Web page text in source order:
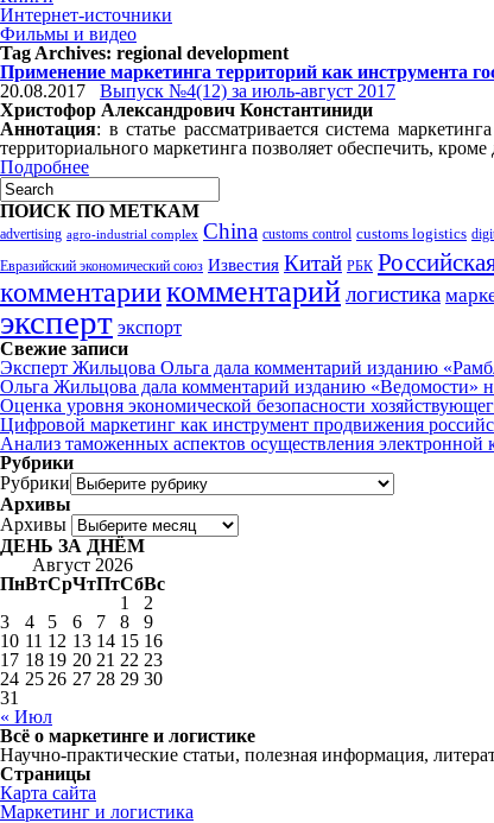
Интернет-источники
Фильмы и видео
Tag Archives: regional development
Применение маркетинга территорий как инструмента
20.08.2017
Выпуск №4(12) за июль-август 2017
Христофор Александрович Константиниди
Аннотация: в статье рассматривается система
территориального маркетинга позволяет обеспечить,
Подробнее
ПОИСК ПО МЕТКАМ
advertising agro-industrial complex China customs control customs logistics
Евразийский экономический союз Известия Китай РБК
комментариикомментарийлогистика
эксперт экспорт
Свежие записи
Эксперт Жильцова Ольга дала комментарий изданию
Ольга Жильцова дала комментарий изданию «Ведомости»
Оценка уровня экономической безопасности
Цифровой маркетинг как инструмент продвижения
Анализ таможенных аспектов осуществления электронной
Рубрики
Рубрики
Архивы
Архивы
ДЕНЬ ЗА ДНЁМ
Август 2026
ПнВтСрЧтПтСбВс
1
2
3
4 5 6 7 8
9
10 11 12 13 14 15 16
17 18 19 20 21 22 23
24 25 26 27 28 29 30
31
« Июл
Всё о маркетинге и логистике
Научно-практические статьи, полезная информация,
Страницы
Карта сайта
Маркетинг и логистика